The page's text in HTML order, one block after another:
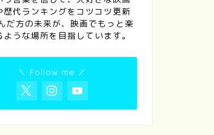
歴代ランキングをコツコツ更新
だ方の未来が、映画でもっと楽
ような場所を目指しています。
＼ Follow me ／